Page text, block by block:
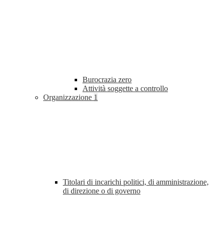
Burocrazia zero
Attività soggette a controllo
Organizzazione 1
Titolari di incarichi politici, di amministrazione,
di direzione o di governo